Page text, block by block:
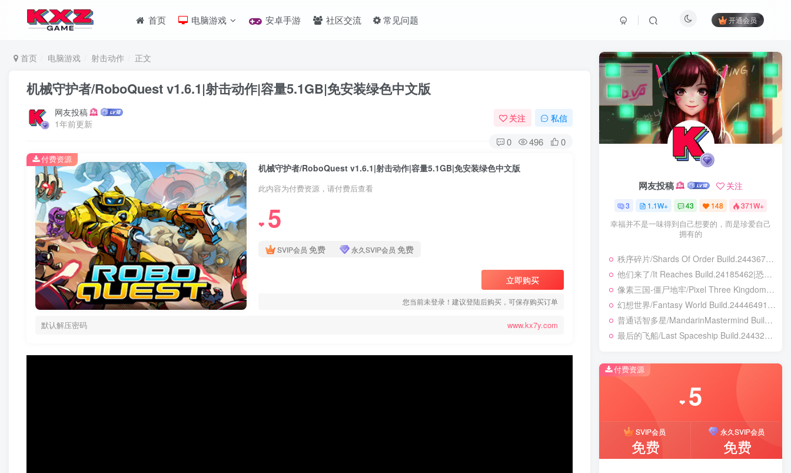
首页 电脑游戏 安卓手游 社区交流 常见问题 开通会员
首页 电脑游戏 射击动作 正文
机械守护者/RoboQuest v1.6.1|射击动作|容量5.1GB|免安装绿色中文版
网友投稿
1年前更新
关注 私信
0 496 0
机械守护者/RoboQuest v1.6.1|射击动作|容量5.1GB|免安装绿色中文版
此内容为付费资源，请付费后查看
❤ 5
SVIP会员 免费 永久SVIP会员 免费
立即购买
您当前未登录！建议登陆后购买，可保存购买订单
默认解压密码 www.kx7y.com
付费资源
网友投稿 关注
3 1.1W+ 43 148 371W+
幸福并不是一味得到自己想要的，而是珍爱自己
拥有的
秩序碎片/Shards Of Order Build.24436710|角色扮演|容量2.9GB|免安装绿色中文版
他们来了/It Reaches Build.24185462|恐怖冒险|容量5GB|免安装绿色中文版
像素三国-僵尸地牢/Pixel Three Kingdoms: Zombie Dungeon Build.24007867|动作冒险|容量354B|免安装绿色中文版
幻想世界/Fantasy World Build.24446491|策略战棋|容量3.8GB|免安装绿色中文版
普通话智多星/MandarinMastermind Build.24053068|动作冒险|容量5.5GB|免安装绿色中文版
最后的飞船/Last Spaceship Build.24432237|解谜冒险|容量1.7GB|免安装绿色中文版
付费资源
❤ 5
SVIP会员
免费
永久SVIP会员
免费